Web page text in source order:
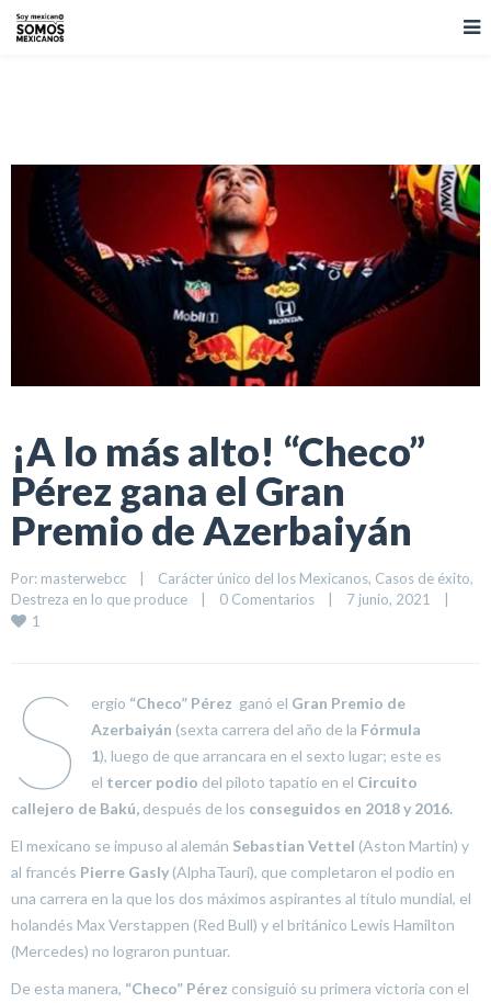
¡A lo más alto! “Checo”
Pérez gana el Gran
Premio de Azerbaiyán
Por: masterwebcc | Carácter único del los Mexicanos, Casos de éxito
Destreza en lo que produce
| 0 Comentarios | 7 junio, 2021 |
1
S ergio “Checo” Pérez ganó el Gran Premio de
Azerbaiyán (sexta carrera del año de la Fórmula
1), luego de que arrancara en el sexto lugar; este es
el tercer podio del piloto tapatío en el Circuito
callejero de Bakú, después de los conseguidos en 2018 y 2016.
El mexicano se impuso al alemán Sebastian Vettel (Aston Martin) y
al francés Pierre Gasly (AlphaTauri), que completaron el podio en
una carrera en la que los dos máximos aspirantes al título mundial, el
holandés Max Verstappen (Red Bull) y el británico Lewis Hamilton
(Mercedes) no lograron puntuar.
De esta manera, “Checo” Pérez consiguió su primera victoria con el